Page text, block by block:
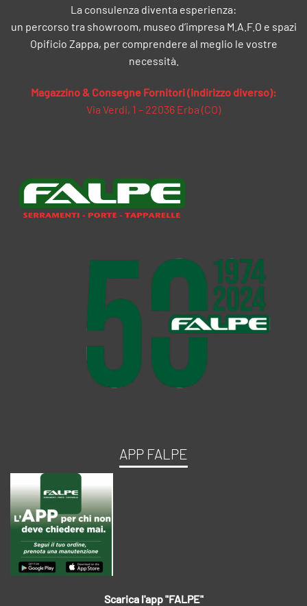
La consulenza diventa esperienza:
un percorso tra showroom, museo d’impresa M.A.F.O e spazi
Opificio Zappa, per comprendere al meglio le vostre
necessità.
Magazzino & Consegne Fornitori (indirizzo diverso):
Via Verdi, 1 – 22036 Erba (CO)
APP FALPE
Scarica l'app "FALPE"